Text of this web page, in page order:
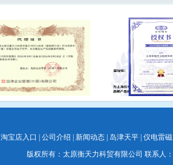
淘宝店入口 公司介绍 新闻动态| 岛津天平| 仪电雷磁
版权所有：太原衡天力科贸有限公司 联系人：